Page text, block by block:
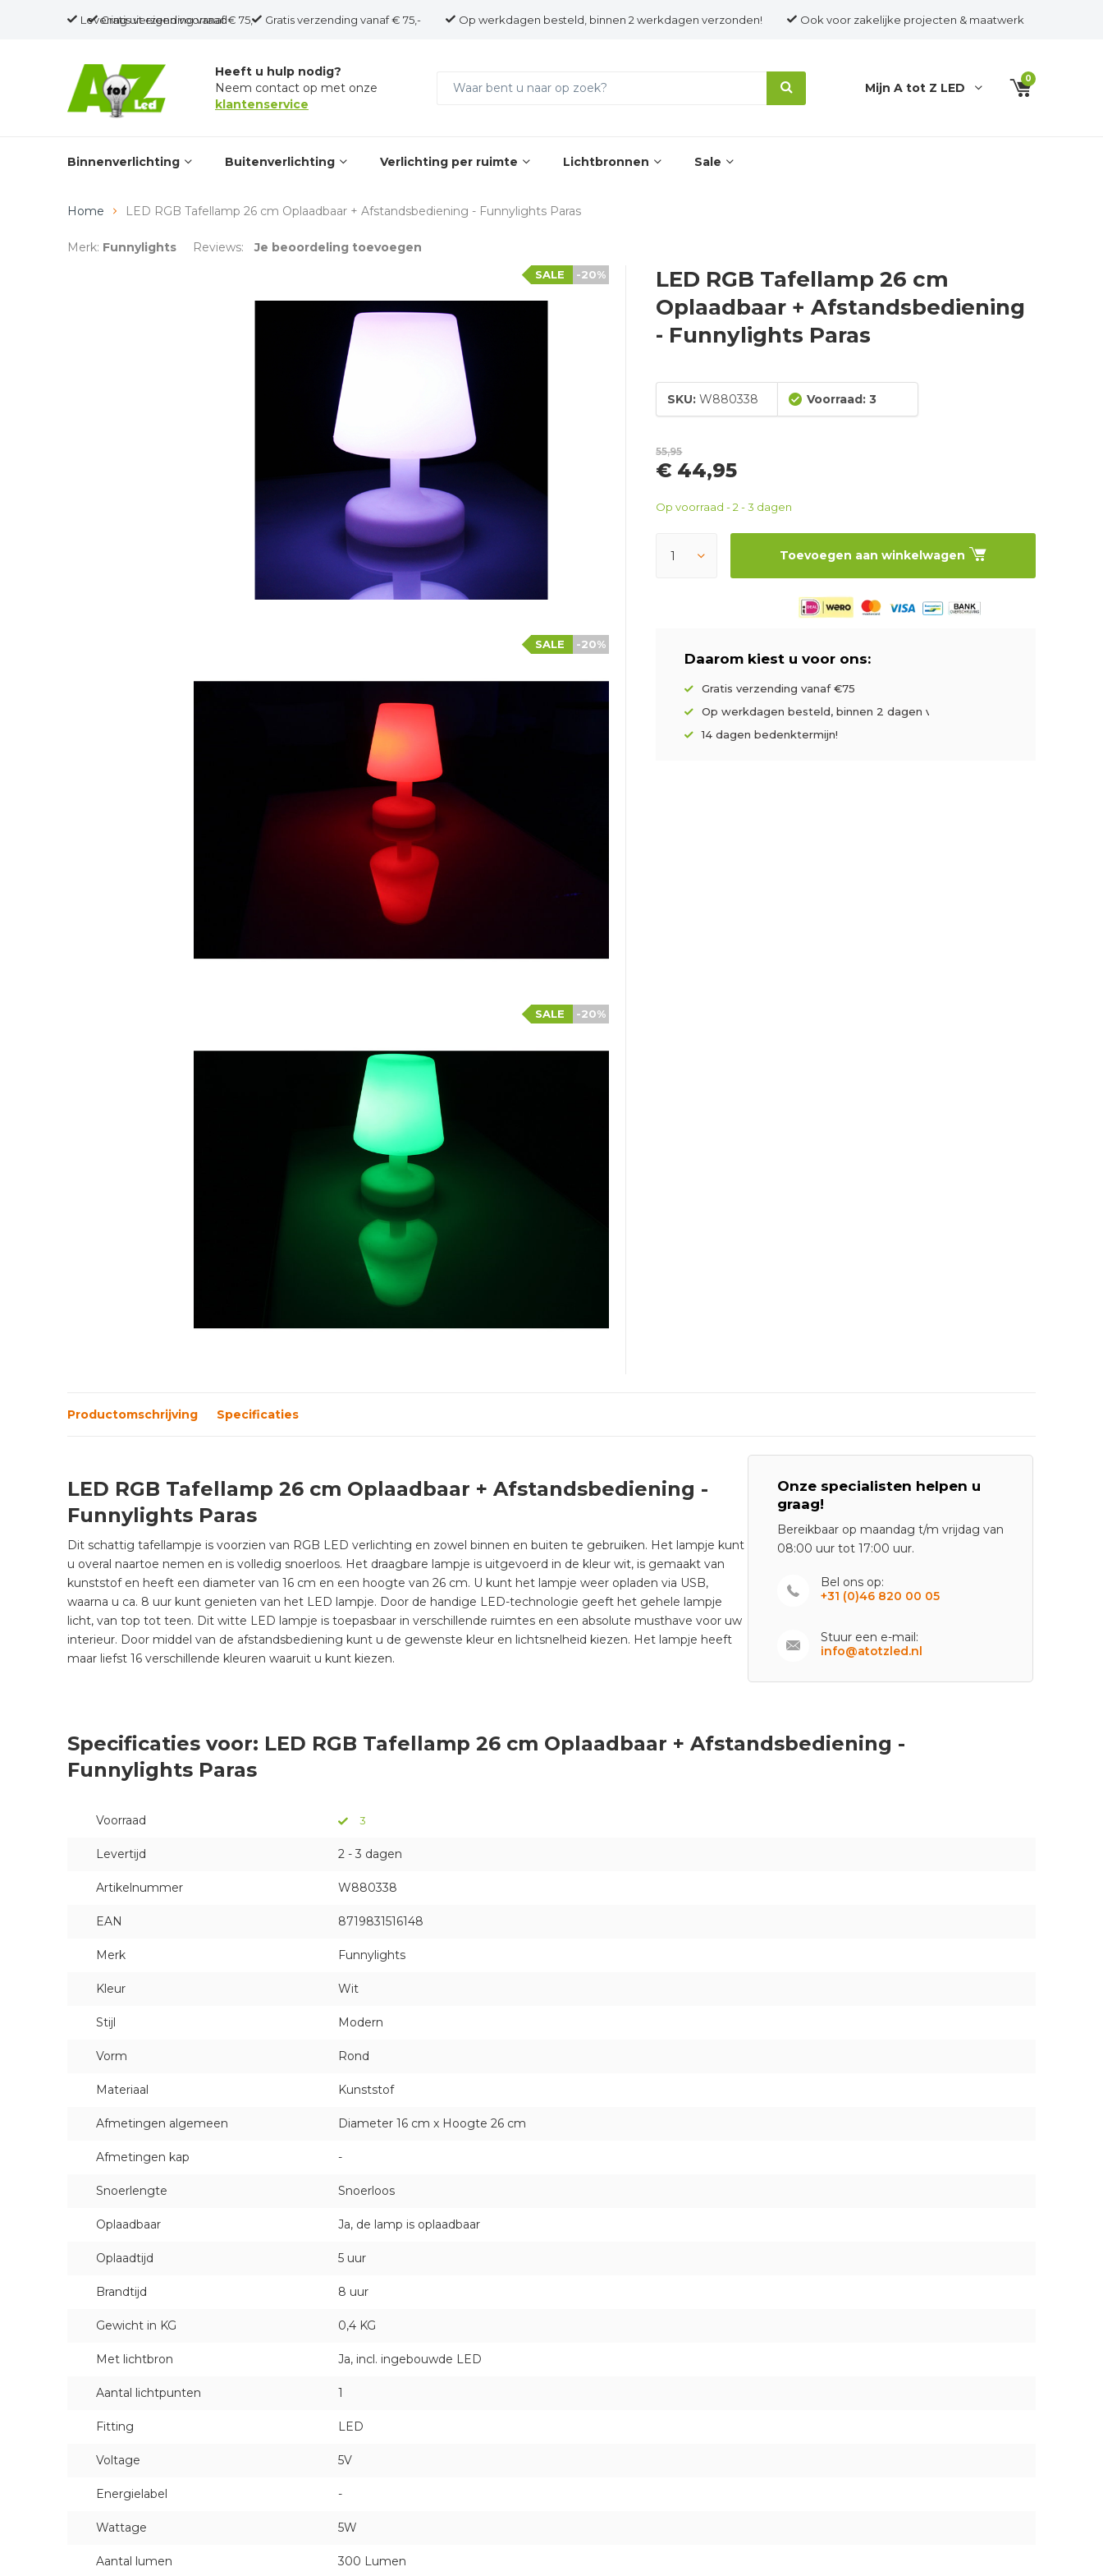
Binnenverlichting Buitenverlichting Verlichting per ruimte Lichtbronnen Sale
Levering uit eigen voorraad Gratis verzending vanaf € 75,- Op werkdagen besteld, binnen 2 werkdagen verzonden! Ook voor zakelijke projecten & maatwerk
Gratis verzending vanaf € 75,-
Heeft u hulp nodig?
Neem contact op met onze
klantenservice
Mijn A tot Z LED
0
Home LED RGB Tafellamp 26 cm Oplaadbaar + Afstandsbediening - Funnylights Paras
Merk: Funnylights Reviews: Je beoordeling toevoegen
-20%
SALE
-20%
SALE
-20%
SALE
LED RGB Tafellamp 26 cm
Oplaadbaar + Afstandsbediening
- Funnylights Paras
SKU: W880338 Voorraad: 3
55,95
€ 44,95
Op voorraad - 2 - 3 dagen
Toevoegen aan winkelwagen
Daarom kiest u voor ons:
Gratis verzending vanaf €75
Op werkdagen besteld, binnen 2 dagen verzonden
14 dagen bedenktermijn!
Productomschrijving Specificaties
LED RGB Tafellamp 26 cm Oplaadbaar + Afstandsbediening -
Funnylights Paras
Dit schattig tafellampje is voorzien van RGB LED verlichting en zowel binnen en buiten te gebruiken. Het lampje kunt
u overal naartoe nemen en is volledig snoerloos. Het draagbare lampje is uitgevoerd in de kleur wit, is gemaakt van
kunststof en heeft een diameter van 16 cm en een hoogte van 26 cm. U kunt het lampje weer opladen via USB,
waarna u ca. 8 uur kunt genieten van het LED lampje. Door de handige LED-technologie geeft het gehele lampje
licht, van top tot teen. Dit witte LED lampje is toepasbaar in verschillende ruimtes en een absolute musthave voor uw
interieur. Door middel van de afstandsbediening kunt u de gewenste kleur en lichtsnelheid kiezen. Het lampje heeft
maar liefst 16 verschillende kleuren waaruit u kunt kiezen.
Onze specialisten helpen u
graag!
Bereikbaar op maandag t/m vrijdag van
08:00 uur tot 17:00 uur.
Bel ons op:
+31 (0)46 820 00 05
Stuur een e-mail:
info@atotzled.nl
Specificaties voor: LED RGB Tafellamp 26 cm Oplaadbaar + Afstandsbediening -
Funnylights Paras
Voorraad 3
Levertijd 2 - 3 dagen
Artikelnummer W880338
EAN 8719831516148
Merk Funnylights
Kleur Wit
Stijl Modern
Vorm Rond
Materiaal Kunststof
Afmetingen algemeen Diameter 16 cm x Hoogte 26 cm
Afmetingen kap -
Snoerlengte Snoerloos
Oplaadbaar Ja, de lamp is oplaadbaar
Oplaadtijd 5 uur
Brandtijd 8 uur
Gewicht in KG 0,4 KG
Met lichtbron Ja, incl. ingebouwde LED
Aantal lichtpunten 1
Fitting LED
Voltage 5V
Energielabel -
Wattage 5W
Aantal lumen 300 Lumen